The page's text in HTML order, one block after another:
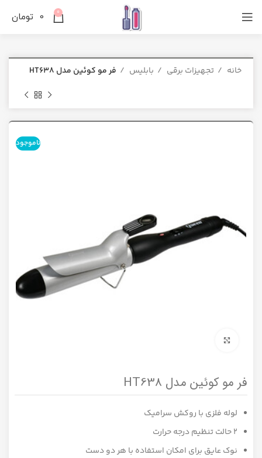
0
0 تومان
خانه تجهیزات برقی بابلیس فر مو کوئین مدل HT638
ناموجود
فر مو کوئین مدل HT638
لوله فلزی با روکش سرامیک
۲ حالت تنظیم درجه حرارت
نوک عایق برای امکان استفاده با هر دو دست